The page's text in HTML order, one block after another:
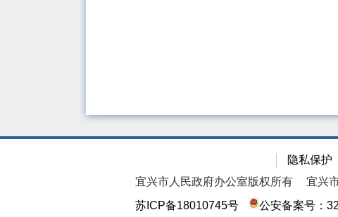
隐私保护
宜兴市人民政府办公室版权所有
宜兴
苏ICP备18010745号
公安备案号：